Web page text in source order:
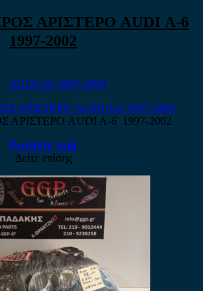
ΑΡΙΣΤΕΡΟ AUDI A-6
1997-2002
AUDI A6 1997-2004
AUDI A-6 1997-2002
Ρωτήστε τιμή
Δείτε επίσης